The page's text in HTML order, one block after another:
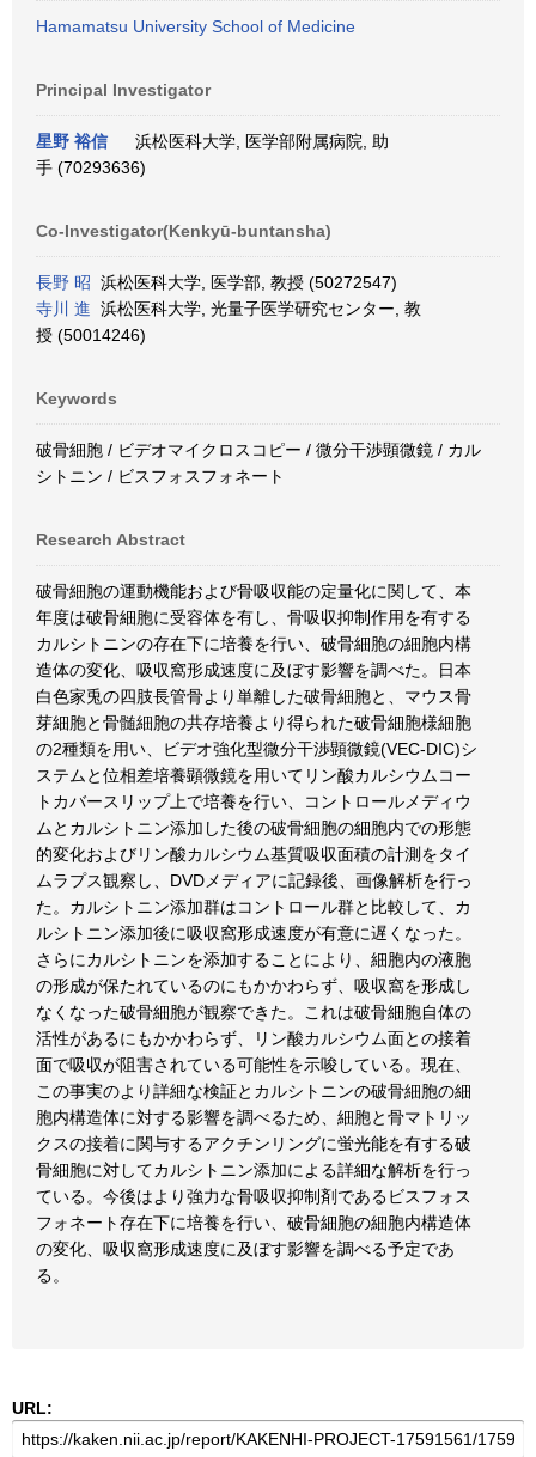
Hamamatsu University School of Medicine
Principal Investigator
星野 裕信
浜松医科大学, 医学部附属病院, 助
手 (70293636)
Co-Investigator(Kenkyū-buntansha)
長野 昭 浜松医科大学, 医学部, 教授 (50272547)
寺川 進 浜松医科大学, 光量子医学研究センター, 教
授 (50014246)
Keywords
破骨細胞 / ビデオマイクロスコピー / 微分干渉顕微鏡 / カル
シトニン / ビスフォスフォネート
Research Abstract
破骨細胞の運動機能および骨吸収能の定量化に関して、本
年度は破骨細胞に受容体を有し、骨吸収抑制作用を有する
カルシトニンの存在下に培養を行い、破骨細胞の細胞内構
造体の変化、吸収窩形成速度に及ぼす影響を調べた。日本
白色家兎の四肢長管骨より単離した破骨細胞と、マウス骨
芽細胞と骨髄細胞の共存培養より得られた破骨細胞様細胞
の2種類を用い、ビデオ強化型微分干渉顕微鏡(VEC-DIC)シ
ステムと位相差培養顕微鏡を用いてリン酸カルシウムコー
トカバースリップ上で培養を行い、コントロールメディウ
ムとカルシトニン添加した後の破骨細胞の細胞内での形態
的変化およびリン酸カルシウム基質吸収面積の計測をタイ
ムラプス観察し、DVDメディアに記録後、画像解析を行っ
た。カルシトニン添加群はコントロール群と比較して、カ
ルシトニン添加後に吸収窩形成速度が有意に遅くなった。
さらにカルシトニンを添加することにより、細胞内の液胞
の形成が保たれているのにもかかわらず、吸収窩を形成し
なくなった破骨細胞が観察できた。これは破骨細胞自体の
活性があるにもかかわらず、リン酸カルシウム面との接着
面で吸収が阻害されている可能性を示唆している。現在、
この事実のより詳細な検証とカルシトニンの破骨細胞の細
胞内構造体に対する影響を調べるため、細胞と骨マトリッ
クスの接着に関与するアクチンリングに蛍光能を有する破
骨細胞に対してカルシトニン添加による詳細な解析を行っ
ている。今後はより強力な骨吸収抑制剤であるビスフォス
フォネート存在下に培養を行い、破骨細胞の細胞内構造体
の変化、吸収窩形成速度に及ぼす影響を調べる予定であ
る。
URL: